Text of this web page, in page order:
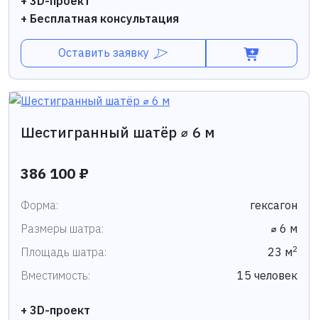
+ Бесплатная консультация
Оставить заявку
Шестигранный шатёр ⌀ 6 м
386 100 ₽
Форма:
гексагон
Размеры шатра:
⌀ 6 м
Площадь шатра:
23 м2
Вместимость: 15 человек
+ 3D-проект